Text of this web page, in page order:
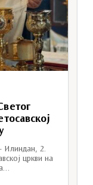
Илиндан, 2.
цркви на